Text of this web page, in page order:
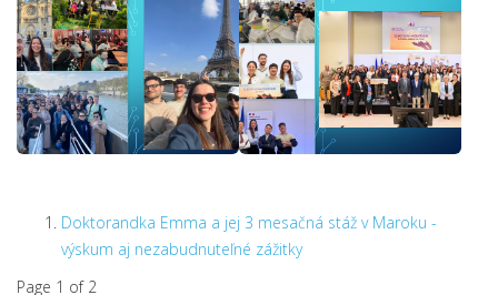
Doktorandka Emma a jej 3 mesačná stáž v Maroku -
výskum aj nezabudnuteľné zážitky
Page 1 of 2